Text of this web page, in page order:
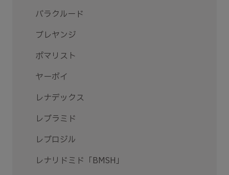
バラクルード
ブレヤンジ
ポマリスト
ヤーボイ
レナデックス
レブラミド
レブロジル
レナリドミド「BMSH」